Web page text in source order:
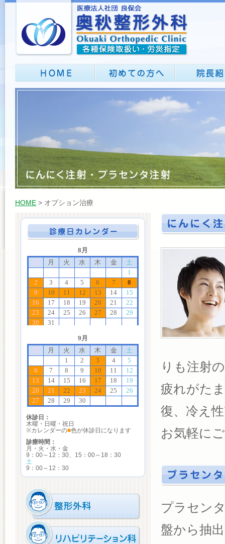
HOME > オプション治療
休診日：
木曜・日曜・祝日
※カレンダーの■色が休診日になります
診療時間：
月・火・水・金
9：00～12：30、15：00～18：30
土
9：00～12：30
りも注射
疲れがた
復、冷え
お気軽に
プラセン
盤から抽